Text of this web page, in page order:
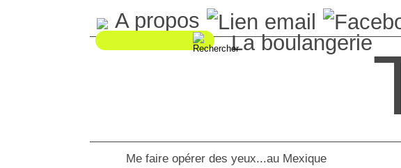
A propos
La boulangerie
Me faire opérer des yeux...au Mexique